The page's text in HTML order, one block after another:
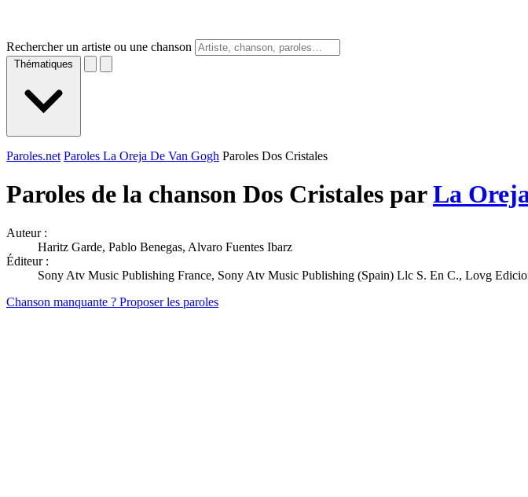
Rechercher un artiste ou une chanson
Thématiques
Paroles.net Paroles La Oreja De Van Gogh Paroles Dos Cristales
Paroles de la chanson Dos Cristales parLa
Auteur :
Haritz Garde, Pablo Benegas, Alvaro Fuentes Ibarz
Éditeur :
Sony Atv Music Publishing France, Sony Atv Music Publishing (Spain) Llc S. En C., Lovg
Chanson manquante ? Proposer les paroles